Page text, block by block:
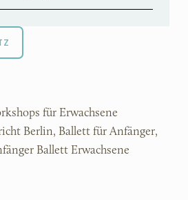
für Erwachsene
Berlin, Ballett für Anfänger,
Ballett Erwachsene